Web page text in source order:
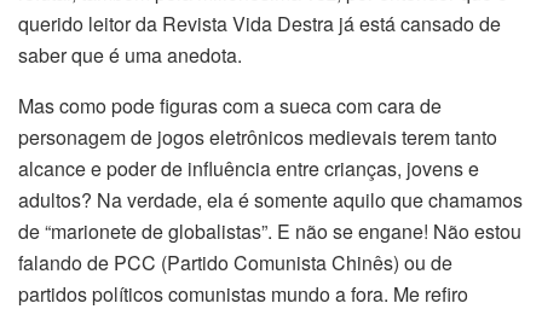
querido leitor da Revista Vida Destra já está cansado de
saber que é uma anedota.
Mas como pode figuras com a sueca com cara de
personagem de jogos eletrônicos medievais terem tanto
alcance e poder de influência entre crianças, jovens e
adultos? Na verdade, ela é somente aquilo que chamamos
de “marionete de globalistas”. E não se engane! Não estou
falando de PCC (Partido Comunista Chinês) ou de
partidos políticos comunistas mundo a fora. Me refiro